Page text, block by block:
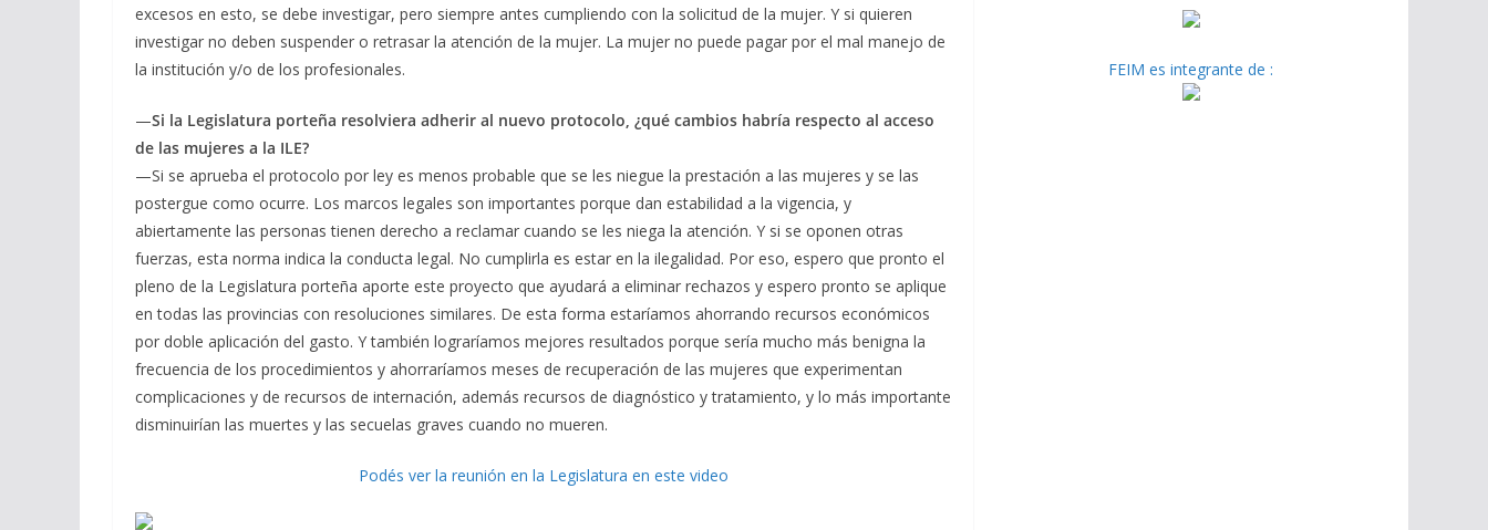
excesos en esto, se debe investigar, pero siempre antes cumpliendo con la solicitud de la mujer. Y si quieren
investigar no deben suspender o retrasar la atención de la mujer. La mujer no puede pagar por el mal manejo de
la institución y/o de los profesionales.
—Si la Legislatura porteña resolviera adherir al nuevo protocolo, ¿qué cambios habría respecto al acceso
de las mujeres a la ILE?
—Si se aprueba el protocolo por ley es menos probable que se les niegue la prestación a las mujeres y se las
postergue como ocurre. Los marcos legales son importantes porque dan estabilidad a la vigencia, y
abiertamente las personas tienen derecho a reclamar cuando se les niega la atención. Y si se oponen otras
fuerzas, esta norma indica la conducta legal. No cumplirla es estar en la ilegalidad. Por eso, espero que pronto el
pleno de la Legislatura porteña aporte este proyecto que ayudará a eliminar rechazos y espero pronto se aplique
en todas las provincias con resoluciones similares. De esta forma estaríamos ahorrando recursos económicos
por doble aplicación del gasto. Y también lograríamos mejores resultados porque sería mucho más benigna la
frecuencia de los procedimientos y ahorraríamos meses de recuperación de las mujeres que experimentan
complicaciones y de recursos de internación, además recursos de diagnóstico y tratamiento, y lo más importante
disminuirían las muertes y las secuelas graves cuando no mueren.
Podés ver la reunión en la Legislatura en este video
FEIM es integrante de :